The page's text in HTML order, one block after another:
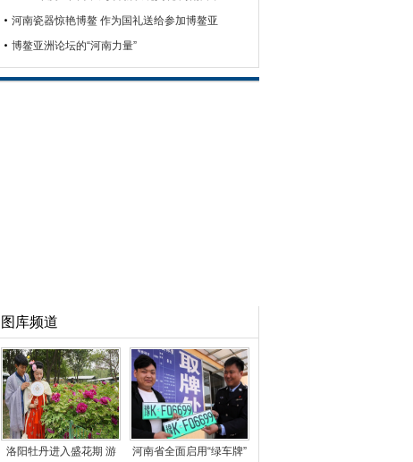
河南瓷器惊艳博鳌 作为国礼送给参加博鳌亚
博鳌亚洲论坛的“河南力量”
图库频道
洛阳牡丹进入盛花期 游
河南省全面启用“绿车牌”